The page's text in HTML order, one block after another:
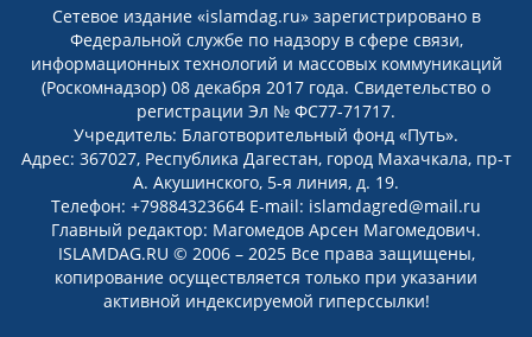
Сетевое издание «islamdag.ru» зарегистрировано в
Федеральной службе по надзору в сфере связи,
информационных технологий и массовых коммуникаций
(Роскомнадзор) 08 декабря 2017 года. Свидетельство о
регистрации Эл № ФС77-71717.
Учредитель: Благотворительный фонд «Путь».
Адрес: 367027, Республика Дагестан, город Махачкала, пр-т
А. Акушинского, 5-я линия, д. 19.
Телефон: +79884323664 E-mail: islamdagred@mail.ru
Главный редактор: Магомедов Арсен Магомедович.
ISLAMDAG.RU © 2006 – 2025 Все права защищены,
копирование осуществляется только при указании
активной индексируемой гиперссылки!